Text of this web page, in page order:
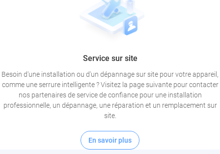
Service sur site
Besoin d'une installation ou d'un dépannage sur site pour votre appareil,
comme une serrure intelligente ? Visitez la page suivante pour contacter
nos partenaires de service de confiance pour une installation
professionnelle, un dépannage, une réparation et un remplacement sur
site.
En savoir plus